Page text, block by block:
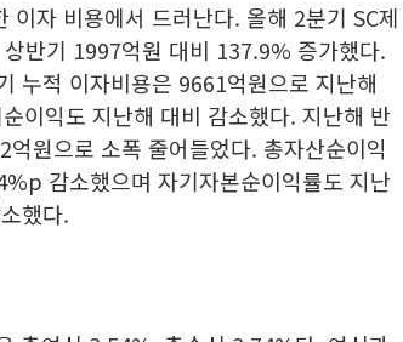
자 비용에서 드러난다. 올해 2분기 SC제
반기 1997억원 대비 137.9% 증가했다.
누적 이자비용은 9661억원으로 지난해
이익도 지난해 대비 감소했다. 지난해 반
원으로 소폭 줄어들었다. 총자산순이익
감소했으며 자기자본순이익률도 지난
했다.